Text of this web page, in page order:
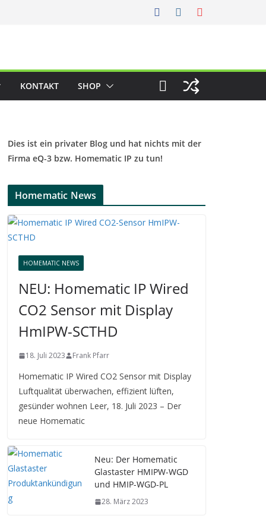
KONTAKT SHOP
Dies ist ein privater Blog und hat nichts mit der
Firma eQ-3 bzw. Homematic IP zu tun!
Homematic News
HOMEMATIC NEWS
NEU: Homematic IP Wired
CO2 Sensor mit Display
HmIPW-SCTHD
18. Juli 2023 Frank Pfarr
Homematic IP Wired CO2 Sensor mit Display
Luftqualität überwachen, effizient lüften,
gesünder wohnen Leer, 18. Juli 2023 – Der
neue Homematic
Neu: Der Homematic
Glastaster HMIPW-WGD
und HMIP-WGD-PL
28. März 2023